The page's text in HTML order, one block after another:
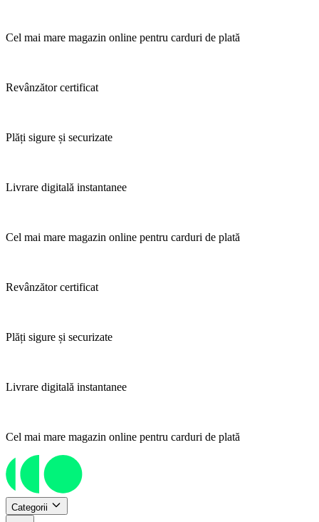
Cel mai mare magazin online pentru carduri de plată
Revânzător certificat
Plăți sigure și securizate
Livrare digitală instantanee
Cel mai mare magazin online pentru carduri de plată
Revânzător certificat
Plăți sigure și securizate
Livrare digitală instantanee
Cel mai mare magazin online pentru carduri de plată
Categorii